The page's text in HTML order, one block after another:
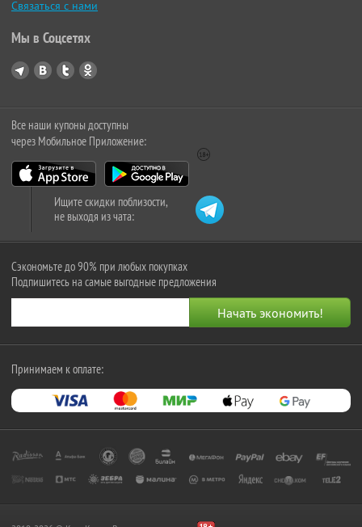
Связаться с нами
Мы в Соцсетях
Все наши купоны доступны
через Мобильное Приложение:
Ищите скидки поблизости,
не выходя из чата:
Сэкономьте до 90% при любых покупках
Подпишитесь на самые выгодные предложения
Принимаем к оплате: